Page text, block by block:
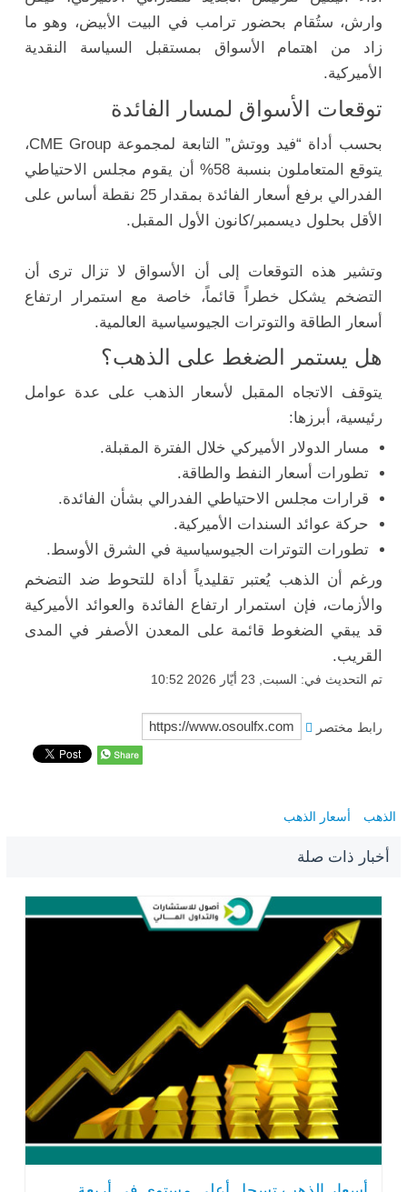
وارش، ستُقام بحضور ترامب في البيت الأبيض، وهو ما
زاد من اهتمام الأسواق بمستقبل السياسة النقدية
الأميركية.
توقعات الأسواق لمسار الفائدة
بحسب أداة “فيد ووتش” التابعة لمجموعةCME Group،
يتوقع المتعاملون بنسبة 58% أن يقوم مجلس الاحتياطي
الفدرالي برفع أسعار الفائدة بمقدار 25 نقطة أساس على
الأقل بحلول ديسمبر/كانون الأول المقبل.
وتشير هذه التوقعات إلى أن الأسواق لا تزال ترى أن
التضخم يشكل خطراً قائماً، خاصة مع استمرار ارتفاع
أسعار الطاقة والتوترات الجيوسياسية العالمية.
هل يستمر الضغط على الذهب؟
يتوقف الاتجاه المقبل لأسعار الذهب على عدة عوامل
رئيسية، أبرزها:
مسار الدولار الأميركي خلال الفترة المقبلة.
تطورات أسعار النفط والطاقة.
قرارات مجلس الاحتياطي الفدرالي بشأن الفائدة.
حركة عوائد السندات الأميركية.
تطورات التوترات الجيوسياسية في الشرق الأوسط.
ورغم أن الذهب يُعتبر تقليدياً أداة للتحوط ضد التضخم
والأزمات، فإن استمرار ارتفاع الفائدة والعوائد الأميركية
قد يبقي الضغوط قائمة على المعدن الأصفر في المدى
القريب.
تم التحديث في: السبت, 23 أيّار 2026 10:52
رابط مختصر
الذهب أسعار الذهب
أخبار ذات صلة